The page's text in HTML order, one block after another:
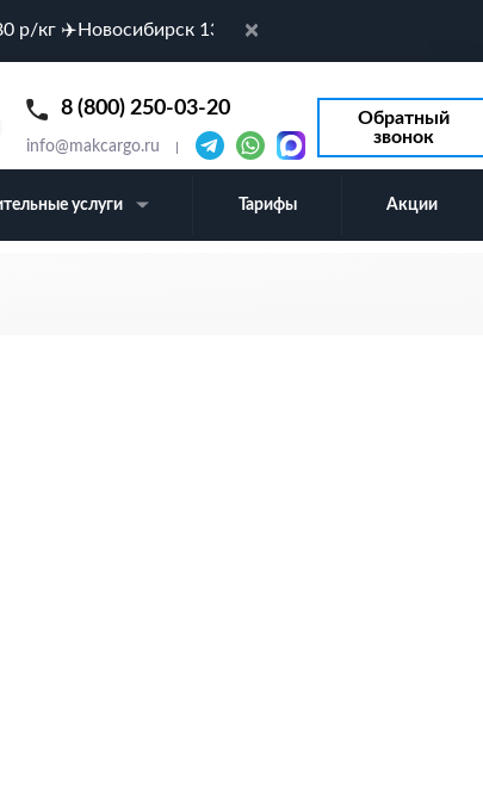
кг ✈️Новосибирск 132 р/кг ✈️Стамбул 150 р/кг
✕
услуги Тарифы Акции
8 (800) 250-03-20
info@makcargo.ru
Обратный
звонок